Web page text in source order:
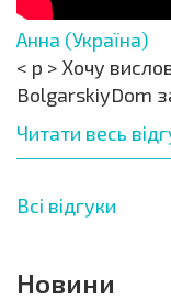
Анна (Україна)
< p > Хочу
BolgarskiyDom
Читати весь
Всі відгуки
Новини